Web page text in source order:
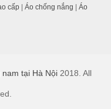
cấp | Áo chống nắng | Áo
tại Hà Nội2018. All